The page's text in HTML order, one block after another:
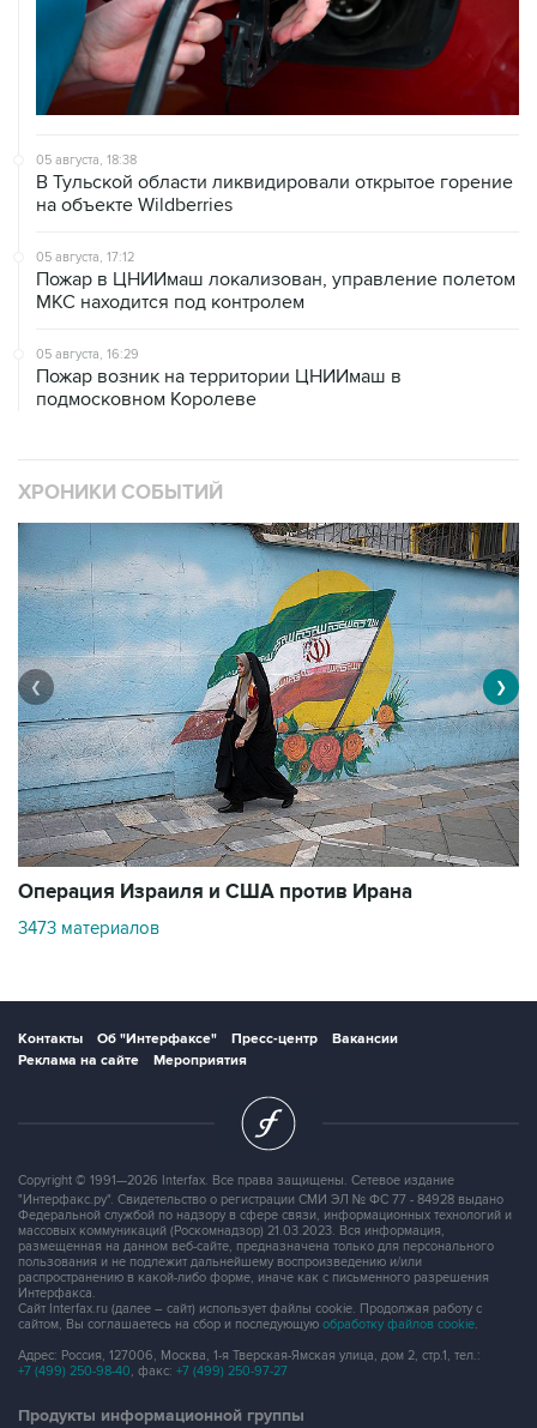
05 августа, 18:38
В Тульской области ликвидировали открытое горение
на объекте Wildberries
05 августа, 17:12
Пожар в ЦНИИмаш локализован, управление полетом
МКС находится под контролем
05 августа, 16:29
Пожар возник на территории ЦНИИмаш в
подмосковном Королеве
ХРОНИКИ СОБЫТИЙ
Операция Израиля и США против Ирана
3473 материалов
❮ ❯
Контакты Об "Интерфаксе" Пресс-центр
Вакансии
Реклама на сайте
Мероприятия
Copyright © 1991—2026 Interfax. Все права защищены. Сетевое издание
"Интерфакс.ру". Свидетельство о регистрации СМИ ЭЛ № ФС 77 - 84928 выдано
Федеральной службой по надзору в сфере связи, информационных технологий и
массовых коммуникаций (Роскомнадзор) 21.03.2023. Вся информация,
размещенная на данном веб-сайте, предназначена только для персонального
пользования и не подлежит дальнейшему воспроизведению и/или
распространению в какой-либо форме, иначе как с письменного разрешения
Интерфакса.
Сайт Interfax.ru (далее – сайт) использует файлы cookie. Продолжая работу с
сайтом, Вы соглашаетесь на сбор и последующую обработку файлов cookie.
Адрес: Россия, 127006, Москва, 1-я Тверская-Ямская улица, дом 2, стр.1, тел.:
+7 (499) 250-98-40, факс: +7 (499) 250-97-27
Продукты информационной группы